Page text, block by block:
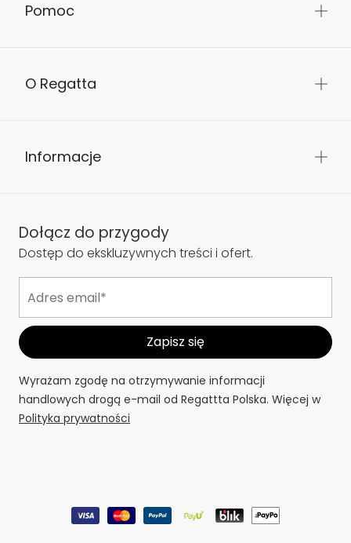
Pomoc
O Regatta
Informacje
Dołącz do przygody
Dostęp do ekskluzywnych treści i ofert.
Wyrażam zgodę na otrzymywanie informacji
handlowych drogą e-mail od Regattta Polska. Więcej w
Polityka prywatności